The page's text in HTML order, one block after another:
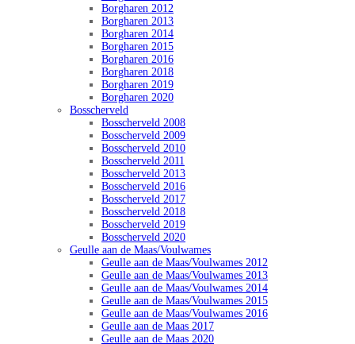
Borgharen 2012
Borgharen 2013
Borgharen 2014
Borgharen 2015
Borgharen 2016
Borgharen 2018
Borgharen 2019
Borgharen 2020
Bosscherveld
Bosscherveld 2008
Bosscherveld 2009
Bosscherveld 2010
Bosscherveld 2011
Bosscherveld 2013
Bosscherveld 2016
Bosscherveld 2017
Bosscherveld 2018
Bosscherveld 2019
Bosscherveld 2020
Geulle aan de Maas/Voulwames
Geulle aan de Maas/Voulwames 2012
Geulle aan de Maas/Voulwames 2013
Geulle aan de Maas/Voulwames 2014
Geulle aan de Maas/Voulwames 2015
Geulle aan de Maas/Voulwames 2016
Geulle aan de Maas 2017
Geulle aan de Maas 2020